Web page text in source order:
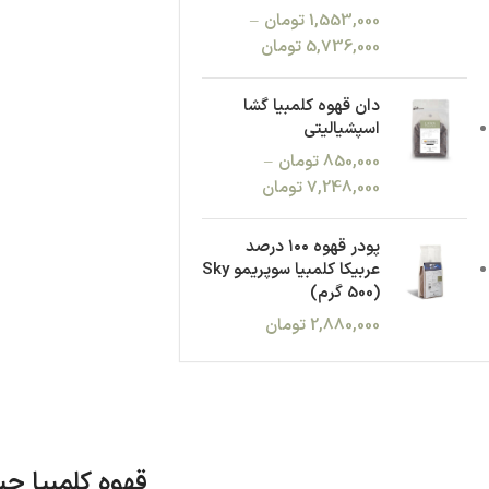
1,553,000تومان –
5,736,000 تومان
دان قهوه کلمبیا گشا
اسپشیالیتی
850,000تومان –
7,248,000تومان
پودر قهوه ۱۰۰ درصد
عربیکا کلمبیا سوپریمو Sky
(500 گرم)
2,880,000 تومان